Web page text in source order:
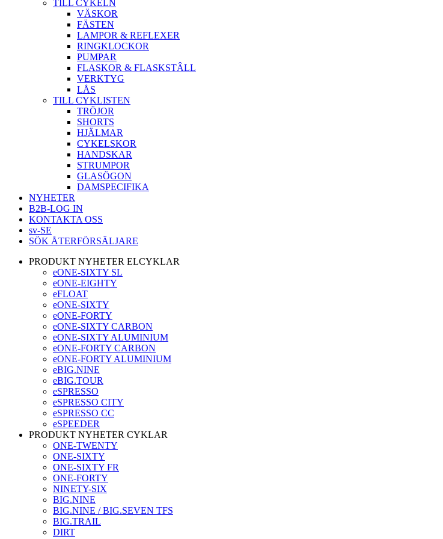
TILL CYKELN
VÄSKOR
FÄSTEN
LAMPOR & REFLEXER
RINGKLOCKOR
PUMPAR
FLASKOR & FLASKSTÂLL
VERKTYG
LÅS
TILL CYKLISTEN
TRÖJOR
SHORTS
HJÄLMAR
CYKELSKOR
HANDSKAR
STRUMPOR
GLASÖGON
DAMSPECIFIKA
NYHETER
B2B-LOG IN
KONTAKTA OSS
sv-SE
SÖK ÅTERFÖRSÄLJARE
PRODUKT NYHETER ELCYKLAR
eONE-SIXTY SL
eONE-EIGHTY
eFLOAT
eONE-SIXTY
eONE-FORTY
eONE-SIXTY CARBON
eONE-SIXTY ALUMINIUM
eONE-FORTY CARBON
eONE-FORTY ALUMINIUM
eBIG.NINE
eBIG.TOUR
eSPRESSO
eSPRESSO CITY
eSPRESSO CC
eSPEEDER
PRODUKT NYHETER CYKLAR
ONE-TWENTY
ONE-SIXTY
ONE-SIXTY FR
ONE-FORTY
NINETY-SIX
BIG.NINE
BIG.NINE / BIG.SEVEN TFS
BIG.TRAIL
DIRT